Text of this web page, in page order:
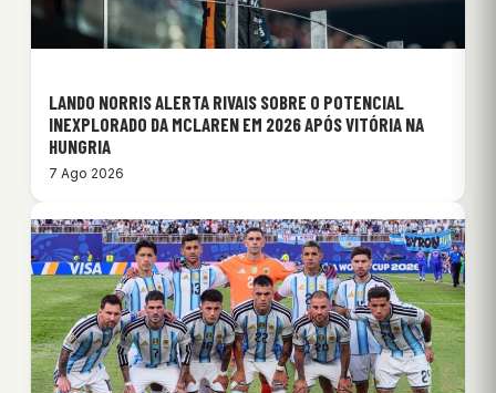
LANDO NORRIS ALERTA RIVAIS SOBRE O POTENCIAL
INEXPLORADO DA MCLAREN EM 2026 APÓS VITÓRIA NA
HUNGRIA
7 Ago 2026